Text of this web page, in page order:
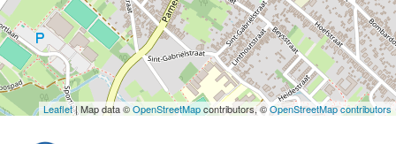
Leaflet| Map data ©OpenStreetMapcontributors, ©OpenStreetMap contributors